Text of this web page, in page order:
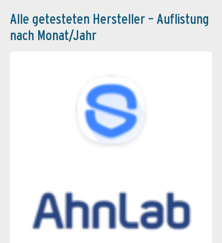
Alle getesteten Hersteller – Auflistung
nach Monat/Jahr